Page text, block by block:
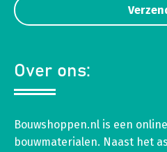
Over ons:
Bouwshoppen.nl is een
bouwmaterialen. Naast het